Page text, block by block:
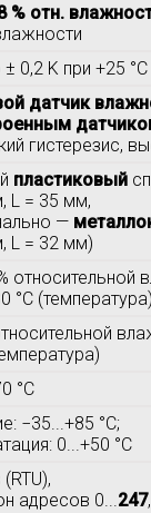
% отн.
0,2 K при +25 °C
датчик
гистерезис,
пластиковый
L = 35 мм,
—
L = 32 мм)
относительной
°C (температура)
°C
−35...+85 °C;
0...+50 °C
адресов 0... 247